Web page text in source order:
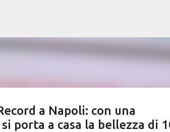
a Napoli: con una
porta a casa la bellezza di